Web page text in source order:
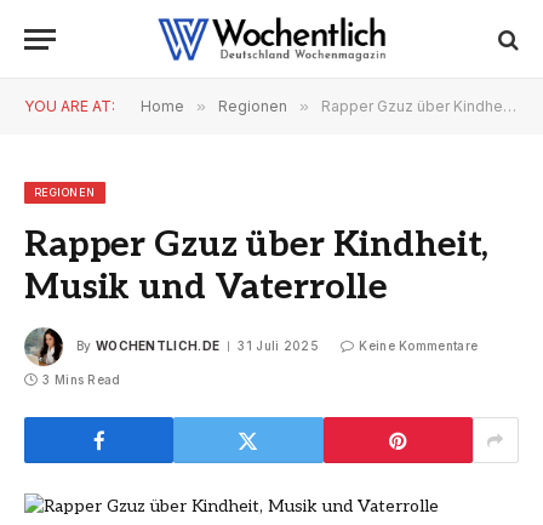
YOU ARE AT: Home » Regionen » Rapper Gzuz über Kindheit, Musik und Vaterrolle
REGIONEN
Rapper Gzuz über Kindheit,
Musik und Vaterrolle
By WOCHENTLICH.DE 31 Juli 2025 Keine Kommentare
3 Mins Read